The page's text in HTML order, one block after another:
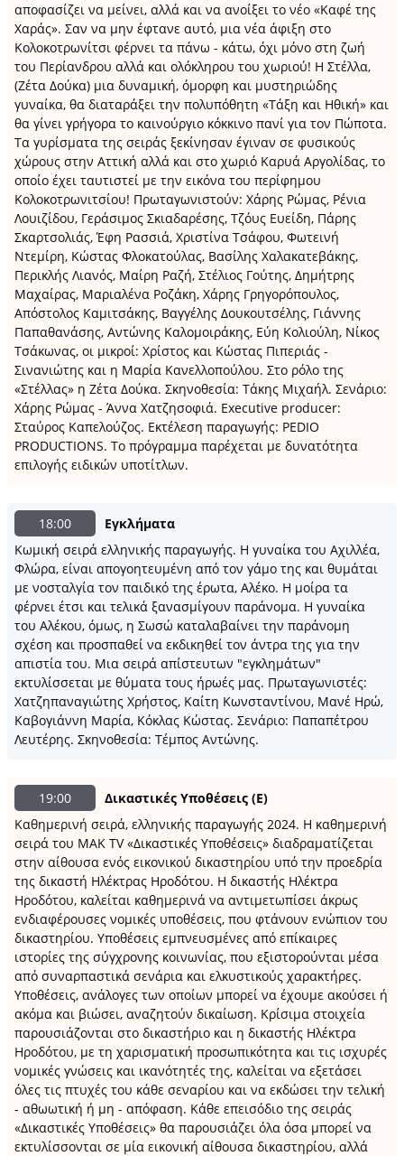
αποφασίζει να μείνει, αλλά και να ανοίξει το νέο «Καφέ της
Χαράς». Σαν να μην έφτανε αυτό, μια νέα άφιξη στο
Κολοκοτρωνίτσι φέρνει τα πάνω - κάτω, όχι μόνο στη ζωή
του Περίανδρου αλλά και ολόκληρου του χωριού! Η Στέλλα,
(Ζέτα Δούκα) μια δυναμική, όμορφη και μυστηριώδης
γυναίκα, θα διαταράξει την πολυπόθητη «Τάξη και Ηθική» και
θα γίνει γρήγορα το καινούργιο κόκκινο πανί για τον Πώποτα.
Τα γυρίσματα της σειράς ξεκίνησαν έγιναν σε φυσικούς
χώρους στην Αττική αλλά και στο χωριό Καρυά Αργολίδας, το
οποίο έχει ταυτιστεί με την εικόνα του περίφημου
Κολοκοτρωνιτσίου! Πρωταγωνιστούν: Χάρης Ρώμας, Ρένια
Λουιζίδου, Γεράσιμος Σκιαδαρέσης, Τζόυς Ευείδη, Πάρης
Σκαρτσολιάς, Έφη Ρασσιά, Χριστίνα Τσάφου, Φωτεινή
Ντεμίρη, Κώστας Φλοκατούλας, Βασίλης Χαλακατεβάκης,
Περικλής Λιανός, Μαίρη Ραζή, Στέλιος Γούτης, Δημήτρης
Μαχαίρας, Μαριαλένα Ροζάκη, Χάρης Γρηγορόπουλος,
Απόστολος Καμιτσάκης, Βαγγέλης Δουκουτσέλης, Γιάννης
Παπαθανάσης, Αντώνης Καλομοιράκης, Εύη Κολιούλη, Νίκος
Τσάκωνας, οι μικροί: Χρίστος και Κώστας Πιπεριάς -
Σινανιώτης και η Μαρία Κανελλοπούλου. Στο ρόλο της
«Στέλλας» η Ζέτα Δούκα. Σκηνοθεσία: Τάκης Μιχαήλ. Σενάριο:
Χάρης Ρώμας - Άννα Χατζησοφιά. Executive producer:
Σταύρος Καπελούζος. Εκτέλεση παραγωγής: PEDIO
PRODUCTIONS. Το πρόγραμμα παρέχεται με δυνατότητα
επιλογής ειδικών υποτίτλων.
18:00
Εγκλήματα
Κωμική σειρά ελληνικής παραγωγής. Η γυναίκα του Αχιλλέα,
Φλώρα, είναι απογοητευμένη από τον γάμο της και θυμάται
με νοσταλγία τον παιδικό της έρωτα, Αλέκο. Η μοίρα τα
φέρνει έτσι και τελικά ξανασμίγουν παράνομα. Η γυναίκα
του Αλέκου, όμως, η Σωσώ καταλαβαίνει την παράνομη
σχέση και προσπαθεί να εκδικηθεί τον άντρα της για την
απιστία του. Μια σειρά απίστευτων "εγκλημάτων"
εκτυλίσσεται με θύματα τους ήρωές μας. Πρωταγωνιστές:
Χατζηπαναγιώτης Χρήστος, Καίτη Κωνσταντίνου, Μανέ Ηρώ,
Καβογιάννη Μαρία, Κόκλας Κώστας. Σενάριο: Παπαπέτρου
Λευτέρης. Σκηνοθεσία: Τέμπος Αντώνης.
19:00
Δικαστικές Υποθέσεις (Ε)
Καθημερινή σειρά, ελληνικής παραγωγής 2024. Η καθημερινή
σειρά του ΜΑΚ TV «Δικαστικές Υποθέσεις» διαδραματίζεται
στην αίθουσα ενός εικονικού δικαστηρίου υπό την προεδρία
της δικαστή Ηλέκτρας Ηροδότου. Η δικαστής Ηλέκτρα
Ηροδότου, καλείται καθημερινά να αντιμετωπίσει άκρως
ενδιαφέρουσες νομικές υποθέσεις, που φτάνουν ενώπιον του
δικαστηρίου. Υποθέσεις εμπνευσμένες από επίκαιρες
ιστορίες της σύγχρονης κοινωνίας, που εξιστορούνται μέσα
από συναρπαστικά σενάρια και ελκυστικούς χαρακτήρες.
Υποθέσεις, ανάλογες των οποίων μπορεί να έχουμε ακούσει ή
ακόμα και βιώσει, αναζητούν δικαίωση. Κρίσιμα στοιχεία
παρουσιάζονται στο δικαστήριο και η δικαστής Ηλέκτρα
Ηροδότου, με τη χαρισματική προσωπικότητα και τις ισχυρές
νομικές γνώσεις και ικανότητές της, καλείται να εξετάσει
όλες τις πτυχές του κάθε σεναρίου και να εκδώσει την τελική
- αθωωτική ή μη - απόφαση. Κάθε επεισόδιο της σειράς
«Δικαστικές Υποθέσεις» θα παρουσιάζει όλα όσα μπορεί να
εκτυλίσσονται σε μία εικονική αίθουσα δικαστηρίου, αλλά